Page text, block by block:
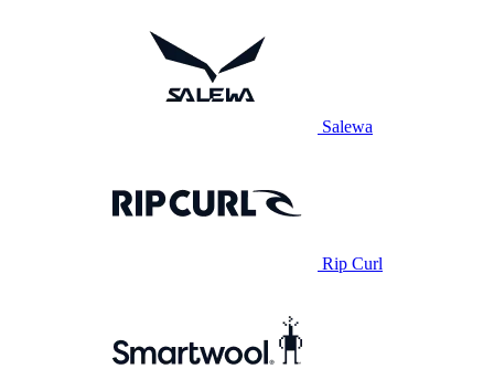
Salewa
Rip Curl